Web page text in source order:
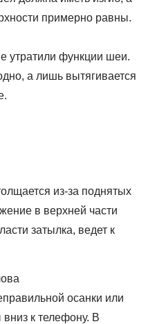
примерно равны.
утратили функции шеи.
а лишь вытягивается
из-за поднятых
в верхней части
затылка, ведет к
осанки или
вниз к телефону. В